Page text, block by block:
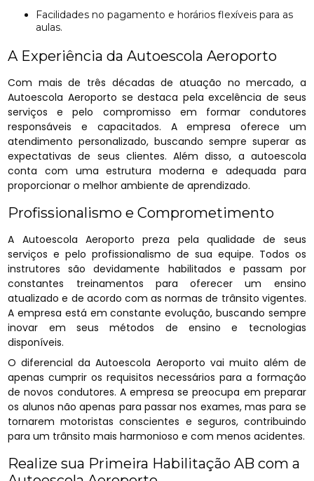
Facilidades no pagamento e horários flexíveis para as
aulas.
A Experiência da Autoescola Aeroporto
Com mais de três décadas de atuação no mercado, a
Autoescola Aeroporto se destaca pela excelência de seus
serviços e pelo compromisso em formar condutores
responsáveis e capacitados. A empresa oferece um
atendimento personalizado, buscando sempre superar as
expectativas de seus clientes. Além disso, a autoescola
conta com uma estrutura moderna e adequada para
proporcionar o melhor ambiente de aprendizado.
Profissionalismo e Comprometimento
A Autoescola Aeroporto preza pela qualidade de seus
serviços e pelo profissionalismo de sua equipe. Todos os
instrutores são devidamente habilitados e passam por
constantes treinamentos para oferecer um ensino
atualizado e de acordo com as normas de trânsito vigentes.
A empresa está em constante evolução, buscando sempre
inovar em seus métodos de ensino e tecnologias
disponíveis.
O diferencial da Autoescola Aeroporto vai muito além de
apenas cumprir os requisitos necessários para a formação
de novos condutores. A empresa se preocupa em preparar
os alunos não apenas para passar nos exames, mas para se
tornarem motoristas conscientes e seguros, contribuindo
para um trânsito mais harmonioso e com menos acidentes.
Realize sua Primeira Habilitação AB com a